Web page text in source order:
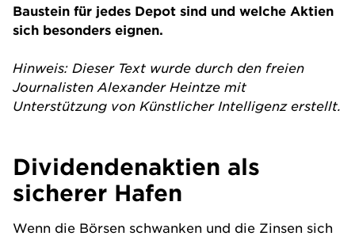
Baustein für jedes Depot sind und welche Aktien
sich besonders eignen.
Hinweis: Dieser Text wurde durch den freien
Journalisten Alexander Heintze mit
Unterstützung von Künstlicher Intelligenz erstellt.
Dividendenaktien als
sicherer Hafen
Wenn die Börsen schwanken und die Zinsen sich